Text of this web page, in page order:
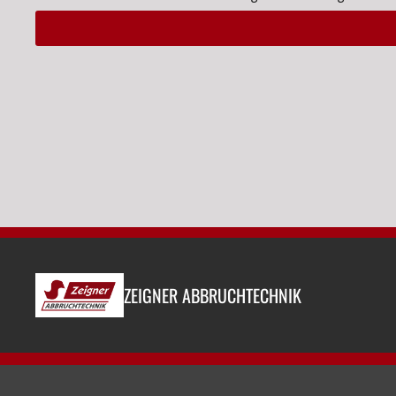
ZEIGNER ABBRUCHTECHNIK